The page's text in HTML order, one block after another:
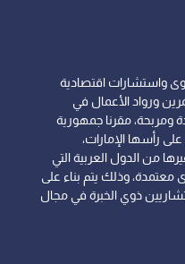
واستشارات اقتصادية
ورواد الأعمال في
ومربحة، مقرنا جمهورية
رأسها الإمارات،
من الدول العربية التي
وذلك يتم بناء على
ذوي الخبرة في مجال